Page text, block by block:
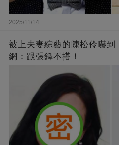
2025/11/14
被上夫妻綜藝的陳松伶嚇到
網：跟張鐸不搭！